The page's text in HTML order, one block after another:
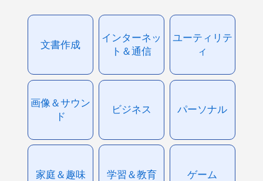
文書作成
インターネッ
ト＆通信
ユーティリテ
ィ
画像＆サウン
ド
ビジネス パーソナル
家庭＆趣味 学習＆教育 ゲーム